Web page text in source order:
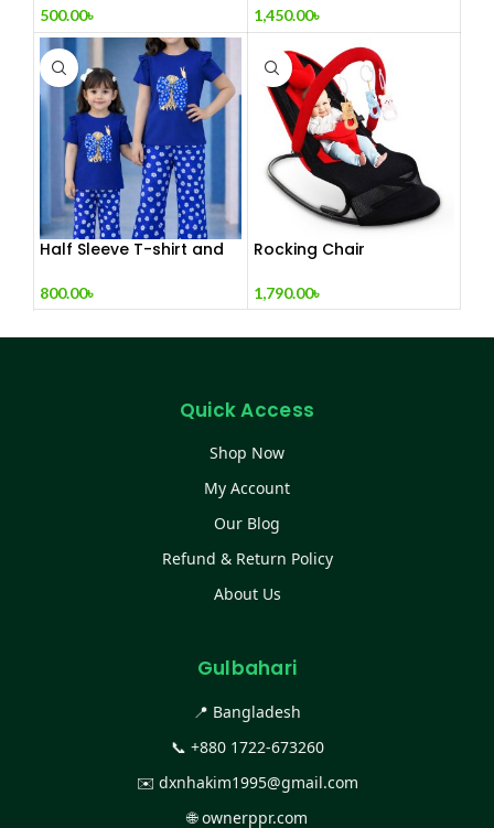
Clipper Set With
Magnifying Glass and
Led Light, Manicure Led
Magnifier Baby Nail
Clipper
500.00৳ 1,450.00৳
Half Sleeve T-shirt and
800.00৳
Rocking Chair
1,790.00৳
Quick Access
Shop Now
My Account
Our Blog
Refund & Return Policy
About Us
Gulbahari
📍 Bangladesh
📞 +880 1722-673260
✉️ dxnhakim1995@gmail.com
🌐ownerppr.com